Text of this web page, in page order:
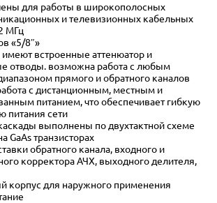
для работы в широкополосных
и телевизионных кабельных
МГц
«5/8″»
встроенные аттенюатор и
отводы. возможна работа с любым
прямого и обратного каналов
с дистанционным, местным и
питанием, что обеспечивает гибкую
питания сети
выполнены по двухтактной схеме
GaAs транзисторах
обратного канала, входного и
корректора АЧХ, выходного делителя,
корпус для наружного применения